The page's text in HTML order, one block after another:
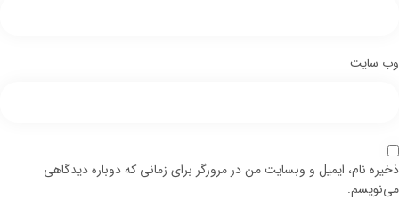
وب‌ سایت
ذخیره نام، ایمیل و وبسایت من در مرورگر برای زمانی که دوباره دیدگاهی
می‌نویسم.